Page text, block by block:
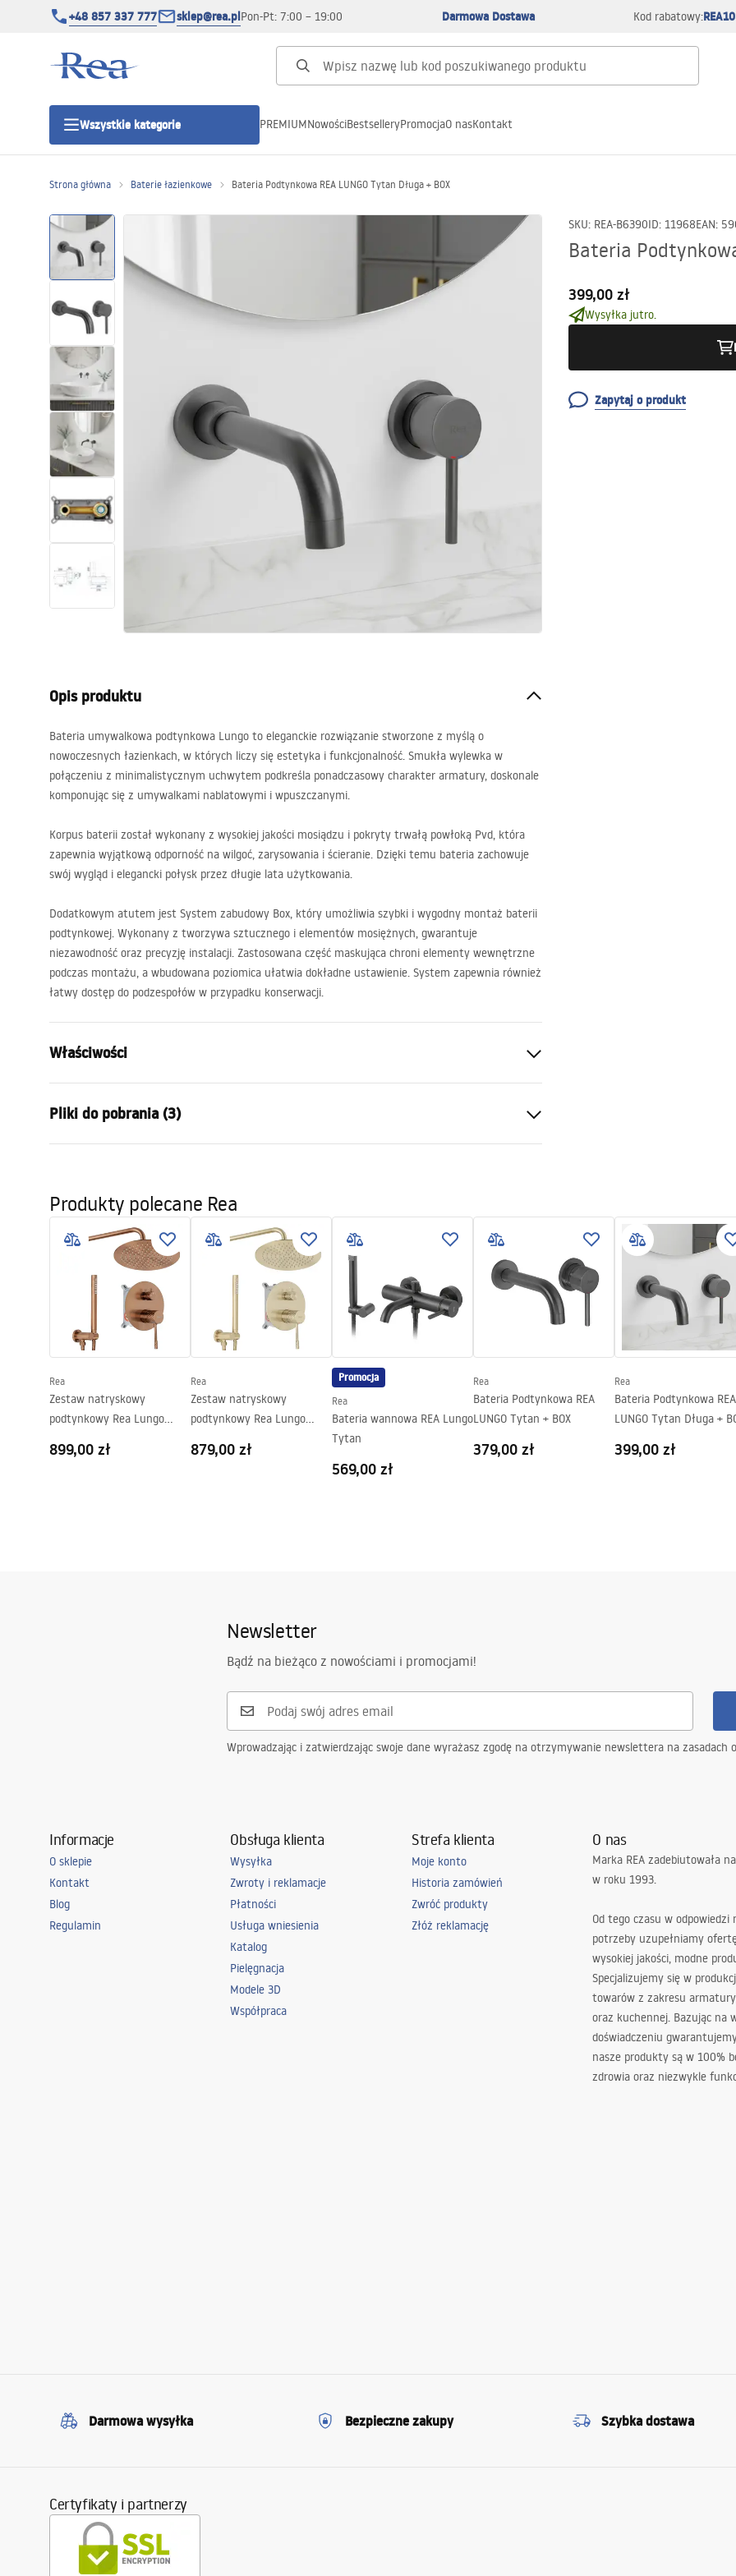
+48 857 337 777 sklep@rea.plPon-Pt: 7:00 – 19:00 Darmowa Dostawa Kod rabatowy:REA10
Wszystkie kategorie
Kategorie produktowe
Kabiny prysznicowe
Drzwi prysznicowe
Brodziki prysznicowe
Odpływy liniowe
Toalety, ubikacje
Umywalki
Wanny i parawany
Baterie
Natryski
Akcesoria i meble łazienkowe
PREMIUMNowościBestselleryPromocjaO nasKontakt
Strona główna Baterie łazienkowe Bateria Podtynkowa REA LUNGO Tytan Długa + BOX
SKU: REA-B6390ID: 11968EAN:
Bateria
399,00 zł
Wysyłka jutro.
Zapytaj o produkt
Opis produktu
Bateria umywalkowa podtynkowa Lungo to eleganckie rozwiązanie stworzone z myślą o
nowoczesnych łazienkach, w których liczy się estetyka i funkcjonalność. Smukła wylewka w
połączeniu z minimalistycznym uchwytem podkreśla ponadczasowy charakter armatury, doskonale
komponując się z umywalkami nablatowymi i wpuszczanymi.
Korpus baterii został wykonany z wysokiej jakości mosiądzu i pokryty trwałą powłoką Pvd, która
zapewnia wyjątkową odporność na wilgoć, zarysowania i ścieranie. Dzięki temu bateria zachowuje
swój wygląd i elegancki połysk przez długie lata użytkowania.
Dodatkowym atutem jest System zabudowy Box, który umożliwia szybki i wygodny montaż baterii
podtynkowej. Wykonany z tworzywa sztucznego i elementów mosiężnych, gwarantuje
niezawodność oraz precyzję instalacji. Zastosowana część maskująca chroni elementy wewnętrzne
podczas montażu, a wbudowana poziomica ułatwia dokładne ustawienie. System zapewnia również
łatwy dostęp do podzespołów w przypadku konserwacji.
Właściwości
Sposób montażu:
Kolor:
Tytan
Materiał:
Zasięg wylewki:
Wysokość (mm):
110
mm
Powłoka:
Średnica podłączenia:
Pliki do pobrania (3)
Warunki gwarancji
Warranty_Terms_and_Conditions_
Faucets_-_5.pdf
Produkty polecane Rea
Rea
Zestaw natryskowy
podtynkowy Rea Lungo
Szczotkowana + BOX
899,00 zł
Rea
Zestaw natryskowy
podtynkowy Rea Lungo
Szczotkowane + BOX
879,00 zł
Promocja
Rea
Bateria wannowa REA Lungo
Tytan
569,00 zł
Rea
Bateria Podtynkowa REA
LUNGO Tytan + BOX
379,00 zł
Rea
Bateria Podtynkowa REA
LUNGO Tytan Długa +
399,00 zł
Newsletter
Bądź na bieżąco z nowościami i promocjami!
Wprowadzając i zatwierdzając swoje dane wyrażasz zgodę na otrzymywanie newslettera na zasadach
Informacje
O sklepie
Kontakt
Blog
Regulamin
Obsługa klienta
Wysyłka
Zwroty i reklamacje
Płatności
Usługa wniesienia
Katalog
Pielęgnacja
Modele 3D
Współpraca
Strefa klienta
Moje konto
Historia zamówień
Zwróć produkty
Złóż reklamację
O nas
Marka REA zadebiutowała
w roku 1993.
Od tego czasu w odpowiedzi
potrzeby uzupełniamy
wysokiej jakości, modne
Specjalizujemy się w
towarów z zakresu
oraz kuchennej. Bazując na
doświadczeniu
nasze produkty są w 100%
zdrowia oraz niezwykle
Darmowa wysyłka Bezpieczne zakupy Szybka dostawa
Certyfikaty i partnerzy